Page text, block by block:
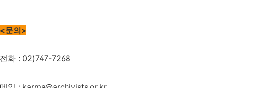
<문의>
전화 : 02)747-7268